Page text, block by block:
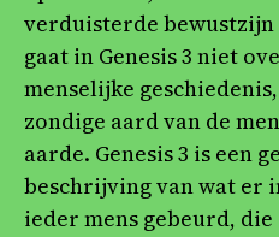
verduisterde bewustzijn
gaat in Genesis 3 niet
menselijke
zondige aard van de
aarde. Genesis 3 is een
beschrijving van wat er
ieder mens gebeurd,